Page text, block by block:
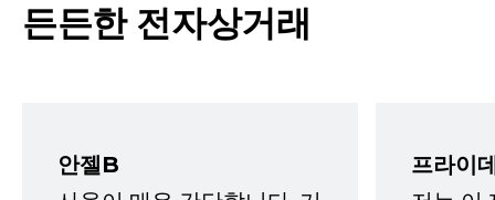
든든한 전자상거래
안젤B
프라이